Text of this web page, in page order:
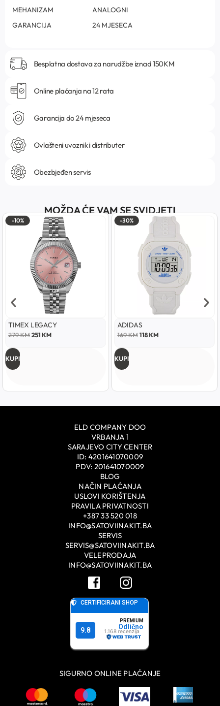
MEHANIZAM
ANALOGNI
GARANCIJA
24 MJESECA
Besplatna dostava za narudžbe iznad 150KM
Online plaćanja na 12 rata
Garancija do 24 mjeseca
Ovlašteni uvoznik i distributer
Obezbjeđen servis
MOŽDA ĆE VAM SE SVIDJETI
-10%
TIMEX LEGACY
279KM251KM
KUPI
-30%
ADIDAS
169KM 118KM
KUPI
ELD COMPANY DOO
VRBANJA 1
SARAJEVO CITY CENTER
ID: 4201641070009
PDV: 201641070009
BLOG
NAČIN PLAĆANJA
USLOVI KORIŠTENJA
PRAVILA PRIVATNOSTI
+387 33 520 018
INFO@SATOVIINAKIT.BA
SERVIS
SERVIS@SATOVIINAKIT.BA
VELEPRODAJA
INFO@SATOVIINAKIT.BA
SIGURNO ONLINE PLAĆANJE